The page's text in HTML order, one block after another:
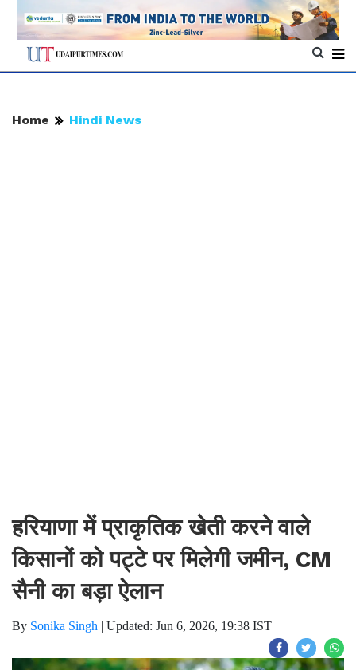
Home Hindi News
हरियाणा में प्राकृतिक खेती करने वाले
किसानों को पट्टे पर मिलेगी जमीन, CM
सैनी का बड़ा ऐलान
By Sonika Singh | Updated: Jun 6, 2026, 19:38 IST